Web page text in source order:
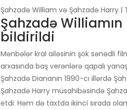
Şahzadə William və Şahzadə Harry
Şahzadə
bildirildi
Mənbələr kral ailəsinin şok sənədli
arxasında baş verənlərə qapalı
Şahzadə Diananın 1990-cı illərdə
Şahzadə Harry müsahibəsində
etdi. Həm də taxtda ikinci sırada